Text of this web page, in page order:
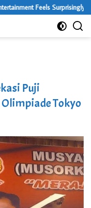
Feels Surprisingly
Puji
Tokyo